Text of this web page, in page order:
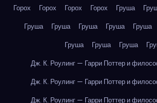
Горох
Горох Горох Горох Груша
Груша
Груша Груша Груша Груша
Груша
Груша Груша
Дж. К. Роулинг — Гарри Поттер и
Дж. К. Роулинг — Гарри Поттер и
Дж. К. Роулинг — Гарри Поттер и